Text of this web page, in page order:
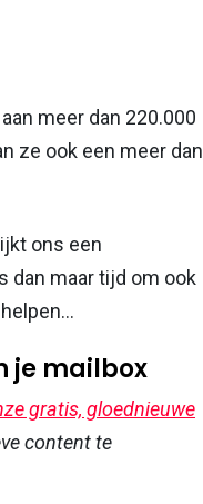
meer dan 220.000
ze ook een meer dan
ons een
dan maar tijd om ook
je mailbox
gratis, gloednieuwe
content te